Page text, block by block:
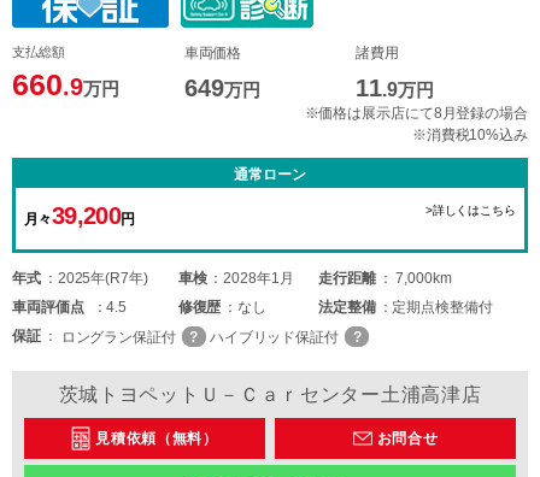
支払総額
660.9万円
車両価格
649万円
諸費用
11.9万円
※価格は展示店にて8月登録の場合
※消費税10%込み
通常ローン
月々39,200円
>詳しくはこちら
年式 2025年(R7年) 車検 2028年1月 走行距離
7,000km
車両評価点 4.5 修復歴 なし 法定整備
定期点検整備付
保証
ロングラン保証付 ハイブリッド保証付
茨城トヨペットＵ－Ｃａｒセンター土浦高津店
見積依頼（無料） お問合せ